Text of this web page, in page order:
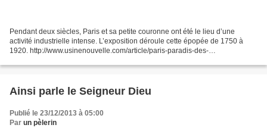
Pendant deux siècles, Paris et sa petite couronne ont été le lieu d’une
activité industrielle intense. L’exposition déroule cette épopée de 1750 à
1920. http://www.usinenouvelle.com/article/paris-paradis-des-
Ainsi parle le Seigneur Dieu
Publié le 23/12/2013 à 05:00
Par un pèlerin